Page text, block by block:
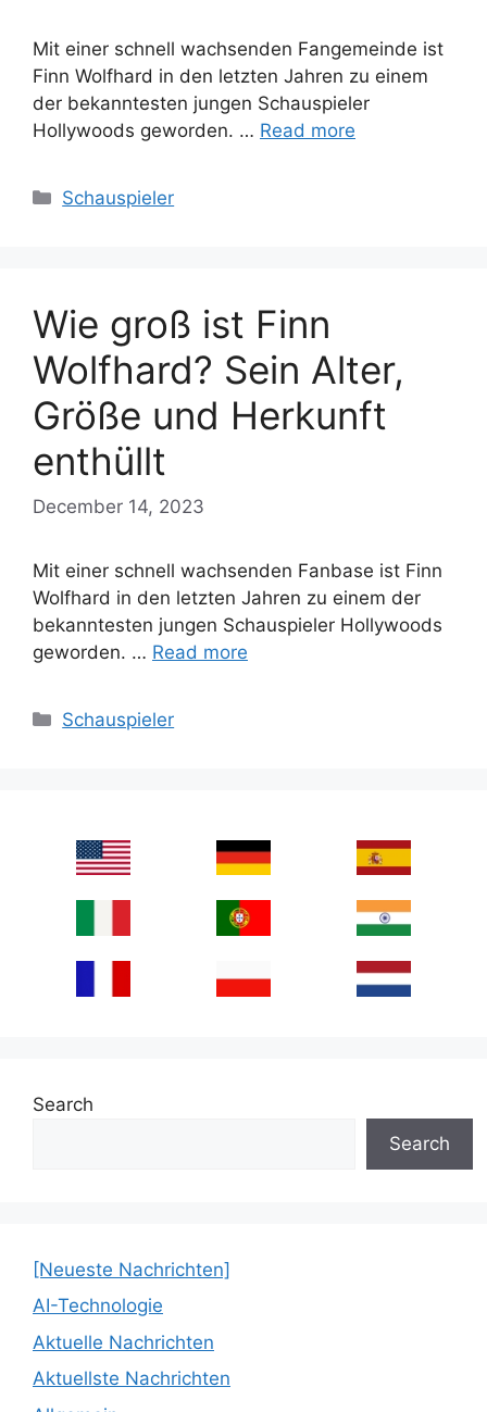
Mit einer schnell wachsenden Fangemeinde ist
Finn Wolfhard in den letzten Jahren zu einem
der bekanntesten jungen Schauspieler
Hollywoods geworden. … Read more
Categories
Schauspieler
Wie groß ist Finn
Wolfhard? Sein Alter,
Größe und Herkunft
enthüllt
December 14, 2023
Mit einer schnell wachsenden Fanbase ist Finn
Wolfhard in den letzten Jahren zu einem der
bekanntesten jungen Schauspieler Hollywoods
geworden. … Read more
Categories
Schauspieler
Search
Search
[Neueste Nachrichten]
AI-Technologie
Aktuelle Nachrichten
Aktuellste Nachrichten